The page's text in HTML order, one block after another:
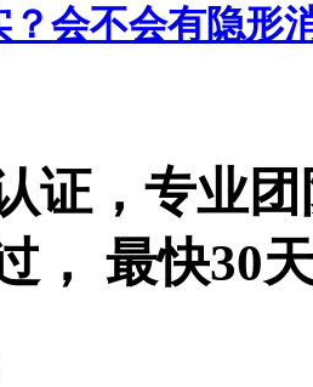
会不会有隐形
证，专业
， 最快30